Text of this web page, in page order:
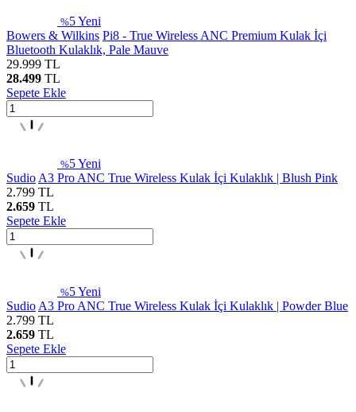
%5Yeni
Bowers & Wilkins Pi8 - True Wireless ANC Premium Kulak İçi
Bluetooth Kulaklık, Pale Mauve
29.999 TL
28.499 TL
Sepete Ekle
%5Yeni
Sudio A3 Pro ANC True Wireless Kulak İçi Kulaklık | Blush Pink
2.799 TL
2.659 TL
Sepete Ekle
%5Yeni
Sudio A3 Pro ANC True Wireless Kulak İçi Kulaklık | Powder Blue
2.799 TL
2.659 TL
Sepete Ekle